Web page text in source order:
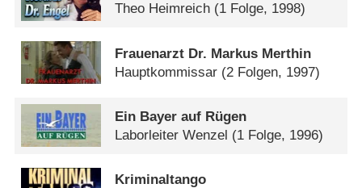
Theo Heimreich (1 Folge, 1998)
Frauenarzt Dr. Markus Merthin
Hauptkommissar (2 Folgen, 1997)
Ein Bayer auf Rügen
Laborleiter Wenzel (1 Folge, 1996)
Kriminaltango